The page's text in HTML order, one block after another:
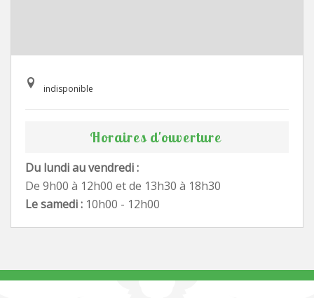
indisponible
Horaires d'ouverture
Du lundi au vendredi :
De 9h00 à 12h00 et de 13h30 à 18h30
Le samedi : 10h00 - 12h00